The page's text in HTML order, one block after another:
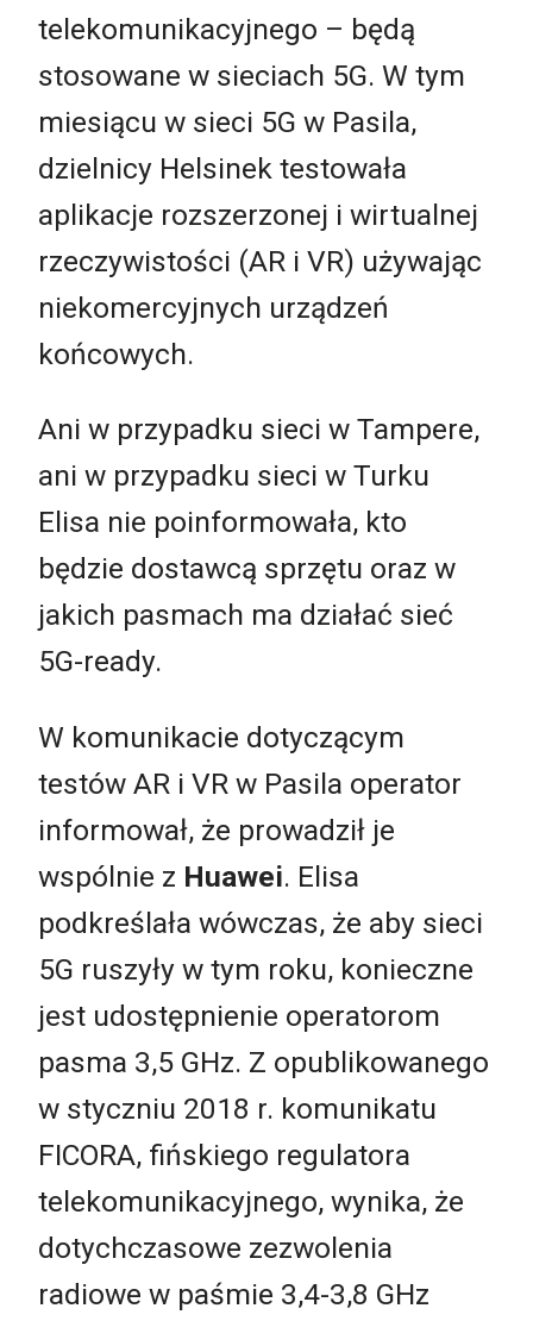
telekomunikacyjnego – będą
stosowane w sieciach 5G. W tym
miesiącu w sieci 5G w Pasila,
dzielnicy Helsinek testowała
aplikacje rozszerzonej i wirtualnej
rzeczywistości (AR i VR) używając
niekomercyjnych urządzeń
końcowych.
Ani w przypadku sieci w Tampere,
ani w przypadku sieci w Turku
Elisa nie poinformowała, kto
będzie dostawcą sprzętu oraz w
jakich pasmach ma działać sieć
5G-ready.
W komunikacie dotyczącym
testów AR i VR w Pasila operator
informował, że prowadził je
wspólnie z Huawei. Elisa
podkreślała wówczas, że aby sieci
5G ruszyły w tym roku, konieczne
jest udostępnienie operatorom
pasma 3,5 GHz. Z opublikowanego
w styczniu 2018 r. komunikatu
FICORA, fińskiego regulatora
telekomunikacyjnego, wynika, że
dotychczasowe zezwolenia
radiowe w paśmie 3,4-3,8 GHz